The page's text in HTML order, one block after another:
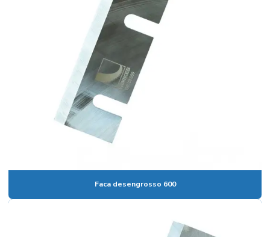
Serra destopadeira para madeira
Serra destopadeira pneumática
Serra fita 18 dentes
Serra fita de desdobro
Serra de fita para desdobro de madeira
Serra fita estiletada
Faca desengrosso 600